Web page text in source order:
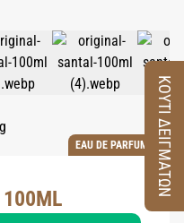
EAU DE PARFUM
100ML
ΚΟΥΤΙ ΔΕΙΓΜΑΤΩΝ